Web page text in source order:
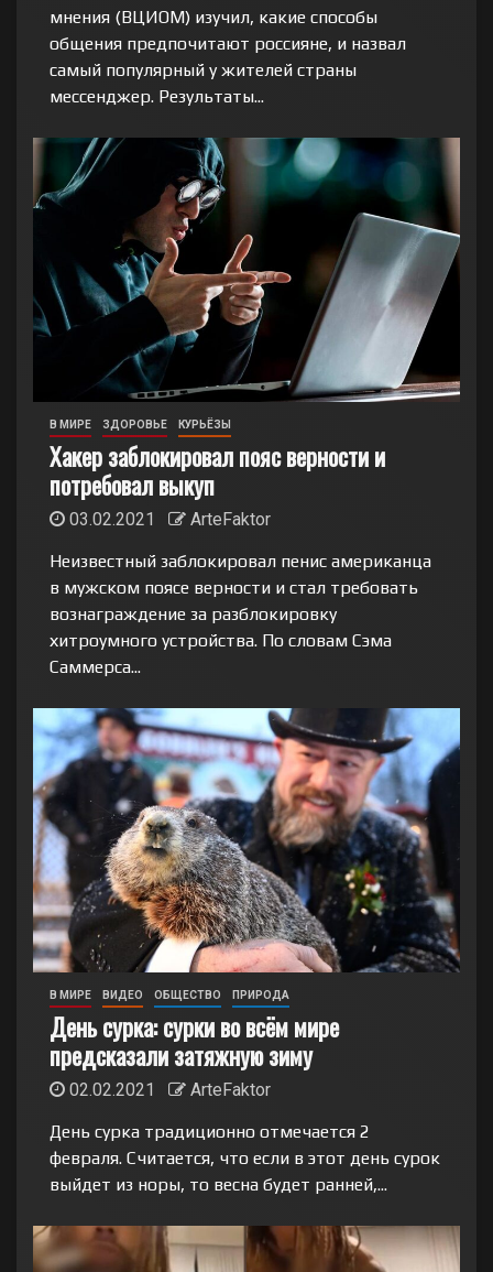
мнения (ВЦИОМ) изучил, какие способы
общения предпочитают россияне, и назвал
самый популярный у жителей страны
мессенджер. Результаты...
В МИРЕ ЗДОРОВЬЕ КУРЬЁЗЫ
Хакер заблокировал пояс верности и
потребовал выкуп
03.02.2021
ArteFaktor
Неизвестный заблокировал пенис американца
в мужском поясе верности и стал требовать
вознаграждение за разблокировку
хитроумного устройства. По словам Сэма
Саммерса...
В МИРЕ ВИДЕО ОБЩЕСТВО ПРИРОДА
День сурка: сурки во всём мире
предсказали затяжную зиму
02.02.2021
ArteFaktor
День сурка традиционно отмечается 2
февраля. Считается, что если в этот день сурок
выйдет из норы, то весна будет ранней,...